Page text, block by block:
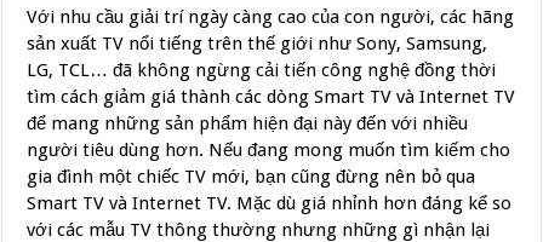
Với nhu cầu giải trí ngày càng cao của con người, các hãng
sản xuất TV nổi tiếng trên thế giới như Sony, Samsung,
LG, TCL… đã không ngừng cải tiến công nghệ đồng thời
tìm cách giảm giá thành các dòng Smart TV và Internet TV
để mang những sản phẩm hiện đại này đến với nhiều
người tiêu dùng hơn. Nếu đang mong muốn tìm kiếm cho
gia đình một chiếc TV mới, bạn cũng đừng nên bỏ qua
Smart TV và Internet TV. Mặc dù giá nhỉnh hơn đáng kể so
với các mẫu TV thông thường nhưng những gì nhận lại